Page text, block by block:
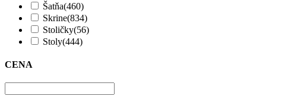
Šatňa(460)
Skrine(834)
Stoličky(56)
Stoly(444)
CENA